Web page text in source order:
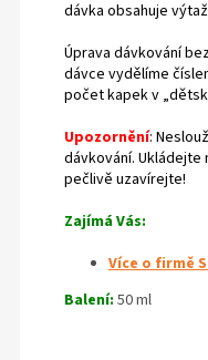
dávka obsahuje
Úprava dávkování
dávce vydělíme
počet kapek v
Upozornění:
dávkování. Ukládejte
pečlivě uzavírejte!
Zajímá Vás:
Více o firmě
Balení: 50 ml